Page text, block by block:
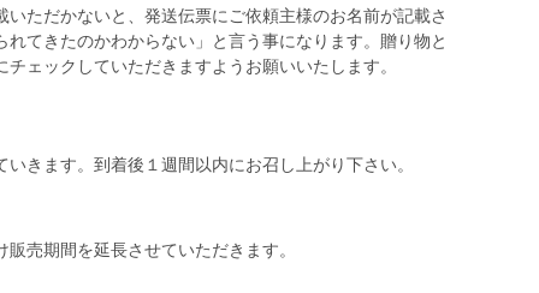
ただかないと、発送伝票にご依頼主様のお名前が記載さ
てきたのかわからない」と言う事になります。贈り物と
ェックしていただきますようお願いいたします。
きます。到着後１週間以内にお召し上がり下さい。
売期間を延長させていただきます。